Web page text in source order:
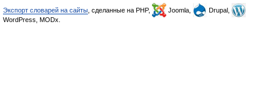
Экспорт словарей на сайты , сделанные на PHP, Joomla,
Drupal,
WordPress, MODx.